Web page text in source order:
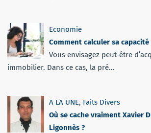
Economie
Comment calculer sa capacité
Vous envisagez peut-être
immobilier. Dans ce cas, la pré...
A LA UNE, Faits Divers
Où se cache vraiment Xavier
Ligonnès ?